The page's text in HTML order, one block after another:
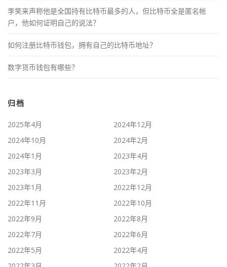
李笑来声称他是全国持有比特币最多的人，但比特币全是匿名帐
户，他如何证明自己的说法？
如何注册比特币钱包，拥有自己的比特币地址？
数字货币钱包有哪些？
归档
2025年4月
2024年12月
2024年10月
2024年2月
2024年1月
2023年4月
2023年3月
2023年2月
2023年1月
2022年12月
2022年11月
2022年10月
2022年9月
2022年8月
2022年7月
2022年6月
2022年5月
2022年4月